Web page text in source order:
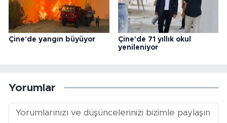
Çine'de yangın büyüyor
Çine'de 71 yıllık okul
yenileniyor
Yorumlar